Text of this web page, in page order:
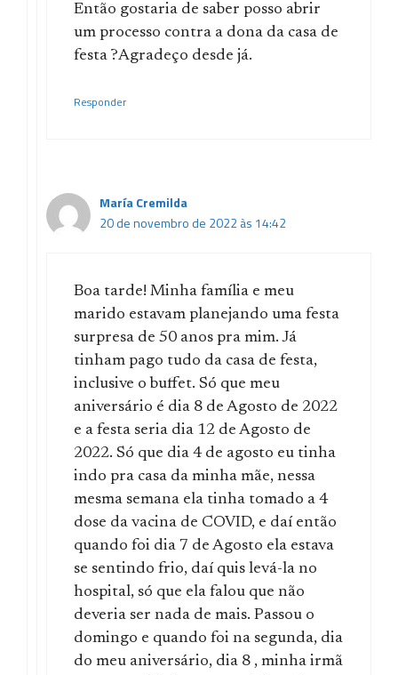
Então gostaria de saber posso abrir
um processo contra a dona da casa de
festa ?Agradeço desde já.
Responder
María Cremilda
20 de novembro de 2022 às 14:42
Boa tarde! Minha família e meu
marido estavam planejando uma festa
surpresa de 50 anos pra mim. Já
tinham pago tudo da casa de festa,
inclusive o buffet. Só que meu
aniversário é dia 8 de Agosto de 2022
e a festa seria dia 12 de Agosto de
2022. Só que dia 4 de agosto eu tinha
indo pra casa da minha mãe, nessa
mesma semana ela tinha tomado a 4
dose da vacina de COVID, e daí então
quando foi dia 7 de Agosto ela estava
se sentindo frio, daí quis levá-la no
hospital, só que ela falou que não
deveria ser nada de mais. Passou o
domingo e quando foi na segunda, dia
do meu aniversário, dia 8 , minha irmã